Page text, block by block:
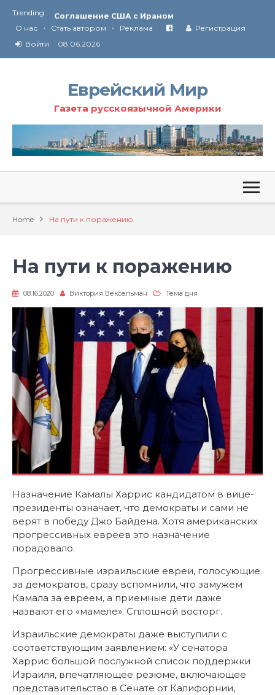
Trending :
Соглашение США с Ираном
Технология Революции в Иране
О нас • Стать автором • Реклама
Регистрация
Войти
08.06.2026
Еврейский Мир
Газета русскоязычной Америки
Home На пути к поражению
На пути к поражению
08.16.2020 Виктория Вексельман Тема дня
Назначение Камалы Харрис кандидатом в вице-
президенты означает, что демократы и сами не
верят в победу Джо Байдена. Хотя американских
прогрессивных евреев это назначение
порадовало.
Прогрессивные израильские евреи, голосующие
за демократов, сразу вспомнили, что замужем
Камала за евреем, а приемные дети даже
назвают его «мамеле». Сплошной восторг.
Израильские демократы даже выступили с
соответствующим заявлением: «У сенатора
Харрис большой послужной список поддержки
Израиля, впечатляющее резюме, включающее
представительство в Сенате от Калифорнии,